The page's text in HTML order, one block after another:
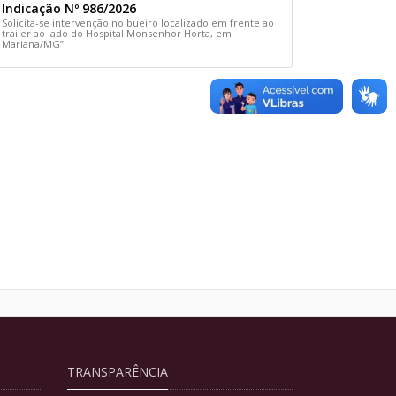
Indicação Nº 986/2026
Solicita-se intervenção no bueiro localizado em frente ao
trailer ao lado do Hospital Monsenhor Horta, em
Mariana/MG”.
TRANSPARÊNCIA